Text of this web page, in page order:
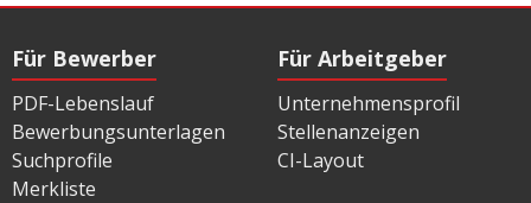
Für Bewerber
PDF-Lebenslauf
Bewerbungsunterlagen
Suchprofile
Merkliste
Für Arbeitgeber
Unternehmensprofil
Stellenanzeigen
CI-Layout